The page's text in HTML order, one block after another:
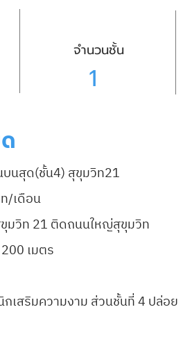
จำนวนชั้น
1
นสุด(ชั้น4) สุขุมวิท21
/เดือน
มวิท 21 ติดถนนใหญ่สุขุมวิท
เมตร
เสริมความงาม ส่วนชั้นที่ 4 ปล่อย